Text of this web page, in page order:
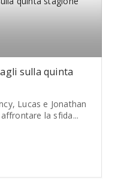
sulla quinta
Lucas e Jonathan
la sfida...